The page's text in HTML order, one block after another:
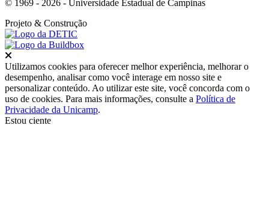
© 1969 - 2026 - Universidade Estadual de Campinas
Projeto & Construção
Utilizamos cookies para oferecer melhor experiência, melhorar o
desempenho, analisar como você interage em nosso site e
personalizar conteúdo. Ao utilizar este site, você concorda com o
uso de cookies. Para mais informações, consulte a Política de
Privacidade da Unicamp.
Estou ciente